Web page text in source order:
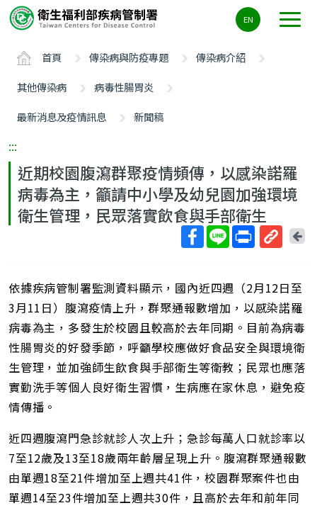
要
ALT+C
EN
首頁 傳染病與防疫專題
傳染病介紹
其他傳染病
病毒性腸胃炎
最新消息及疫情訊息
新聞稿
:::
近期校園腹瀉群聚疫情頻傳，以感染諾羅
病毒為主，籲請中小學及幼兒園加強環境
衛生管理，民眾落實飲食與手部衛生
短
網
址
回
依據疾病管制署監測資料顯示，國內近四週（2月12日至
3月11日）腹瀉疫情上升，群聚通報數增加，以感染諾羅
病毒為主，多發生於校園且較高於去年同期。目前為病毒
性腸胃炎的好發季節，呼籲學校應做好食品安全與環境衛
生管理，並加強師生飲食與手部衛生等衛教；民眾也應落
實勤洗手等個人良好衛生習慣，生病應在家休息，避免疫
情傳播。
近四週腹瀉門急診就診人次上升；急診每萬人口就診率以
7至12歲及13至18歲兩年齡層呈現上升。腹瀉群聚通報數
由單週18至21件增加至上週共41件，校園群聚案件也由
單週14至23件增加至上週共30件，且高於去年和前年同